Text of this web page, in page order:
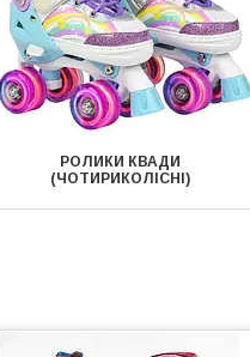
РОЛИКИ КВАДИ
(ЧОТИРИКОЛІСНІ)